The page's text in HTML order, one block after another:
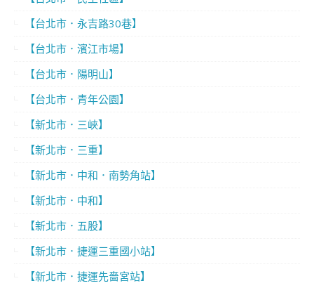
【台北市．永吉路30巷】
【台北市．濱江市場】
【台北市．陽明山】
【台北市．青年公園】
【新北市．三峽】
【新北市．三重】
【新北市．中和．南勢角站】
【新北市．中和】
【新北市．五股】
【新北市．捷運三重國小站】
【新北市．捷運先嗇宮站】